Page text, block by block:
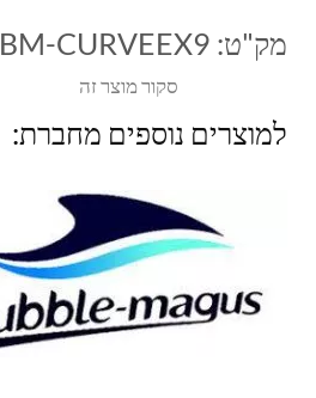
סקור מוצר זה
מק"ט: BM-CURVEEX9
למוצרים נוספים מחברת: